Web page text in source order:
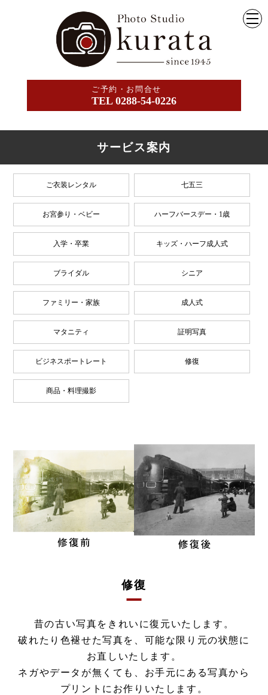
ご予約・お問合せ
TEL 0288-54-0226
サービス案内
ご衣装レンタル 七五三
お宮参り・ベビー ハーフバースデー・1歳
入学・卒業 キッズ・ハーフ成人式
ブライダル シニア
ファミリー・家族 成人式
マタニティ 証明写真
ビジネスポートレート 修復
商品・料理撮影
修復
昔の古い写真をきれいに復元いたします。
破れたり色褪せた写真を、可能な限り元の状態に
お直しいたします。
ネガやデータが無くても、お手元にある写真から
プリントにお作りいたします。